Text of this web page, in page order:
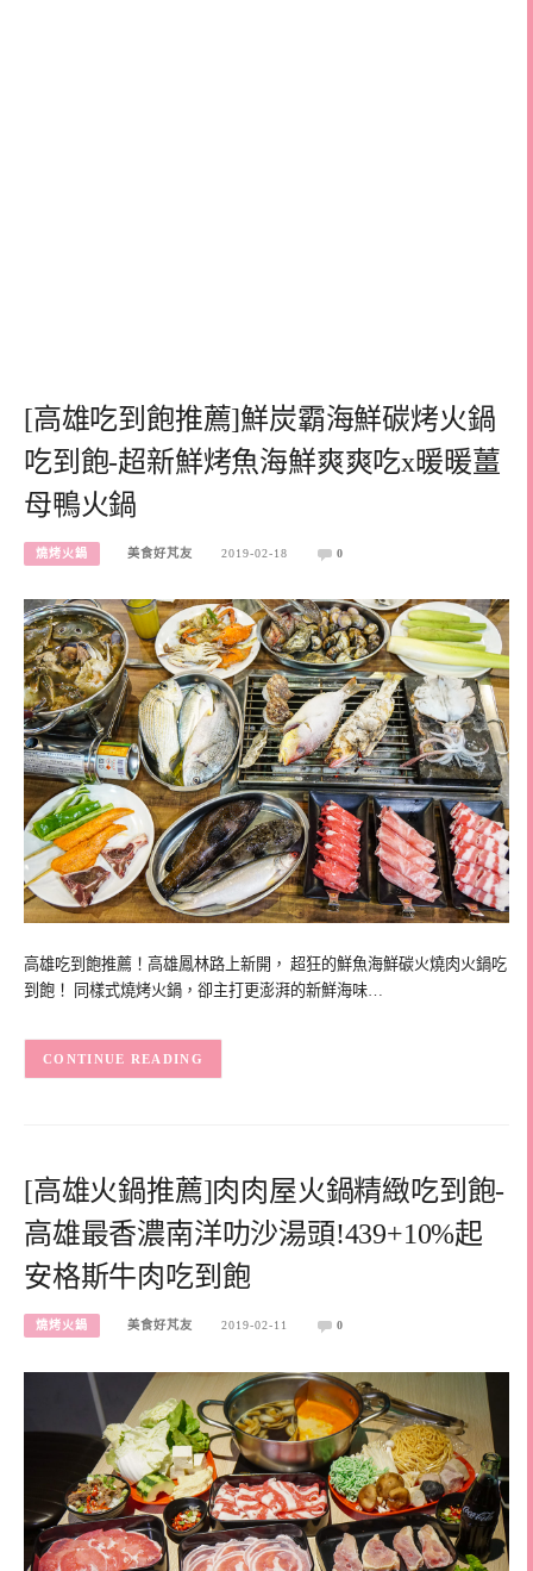
[高雄吃到飽推薦]鮮炭霸海鮮碳烤火鍋
吃到飽-超新鮮烤魚海鮮爽爽吃x暖暖薑
母鴨火鍋
燒烤火鍋 美食好芃友 2019-02-18 0
高雄吃到飽推薦！高雄鳳林路上新開， 超狂的鮮魚海鮮碳火燒肉火鍋吃
到飽！ 同樣式燒烤火鍋，卻主打更澎湃的新鮮海味…
CONTINUE READING
[高雄火鍋推薦]肉肉屋火鍋精緻吃到飽-
高雄最香濃南洋叻沙湯頭!439+10%起
安格斯牛肉吃到飽
燒烤火鍋 美食好芃友 2019-02-11 0